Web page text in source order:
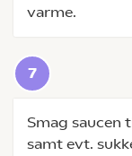
varme.
Smag saucen
samt evt.